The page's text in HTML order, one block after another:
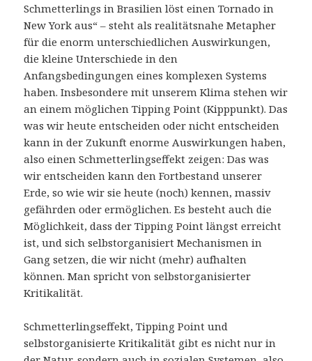
Schmetterlings in Brasilien löst einen Tornado in
New York aus“ – steht als realitätsnahe Metapher
für die enorm unterschiedlichen Auswirkungen,
die kleine Unterschiede in den
Anfangsbedingungen eines komplexen Systems
haben. Insbesondere mit unserem Klima stehen wir
an einem möglichen Tipping Point (Kipppunkt). Das
was wir heute entscheiden oder nicht entscheiden
kann in der Zukunft enorme Auswirkungen haben,
also einen Schmetterlingseffekt zeigen: Das was
wir entscheiden kann den Fortbestand unserer
Erde, so wie wir sie heute (noch) kennen, massiv
gefährden oder ermöglichen. Es besteht auch die
Möglichkeit, dass der Tipping Point längst erreicht
ist, und sich selbstorganisiert Mechanismen in
Gang setzen, die wir nicht (mehr) aufhalten
können. Man spricht von selbstorganisierter
Kritikalität.
Schmetterlingseffekt, Tipping Point und
selbstorganisierte Kritikalität gibt es nicht nur in